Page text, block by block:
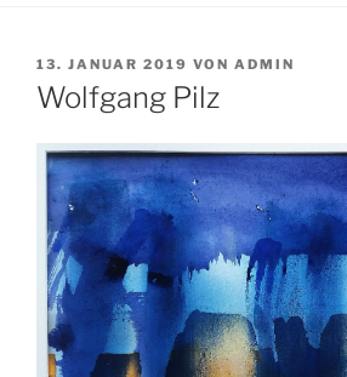
VERÖFFENTLICHT
AM
13. JANUAR 2019 VON ADMIN
Wolfgang Pilz